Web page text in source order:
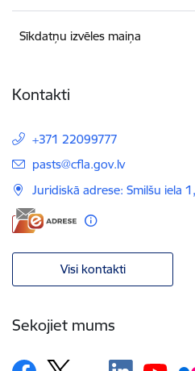
Sīkdatņu izvēles maiņa
Kontakti
+371 22099777
E-pasts:
pasts@cfla.gov.lv
Juridiskā adrese: Smilšu iela
Visi kontakti
Sekojiet mums